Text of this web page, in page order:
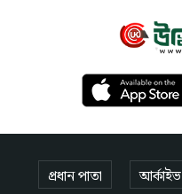
প্রধান পাতা আর্কাইভ